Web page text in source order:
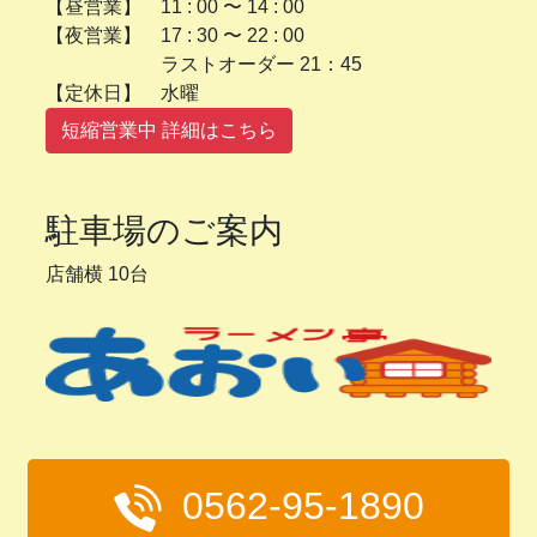
【昼営業】 11 : 00 〜 14 : 00
【夜営業】 17 : 30 〜 22 : 00
ラストオーダー 21：45
【定休日】 水曜
短縮営業中 詳細はこちら
駐車場のご案内
店舗横 10台
0562-95-1890